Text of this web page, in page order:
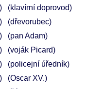
(klavírní doprovod)
(dřevorubec)
(pan Adam)
(voják Picard)
(policejní úředník)
(Oscar XV.)